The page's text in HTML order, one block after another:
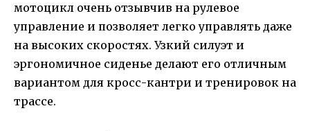
мотоцикл очень отзывчив на рулевое
управление и позволяет легко управлять даже
на высоких скоростях. Узкий силуэт и
эргономичное сиденье делают его отличным
вариантом для кросс-кантри и тренировок на
трассе.